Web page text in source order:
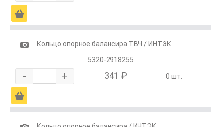
Ä
1
Кольцо опорное балансира ТВЧ / ИНТЭК
5320-2918255
- + 341 ₽ 0 шт.
Ä